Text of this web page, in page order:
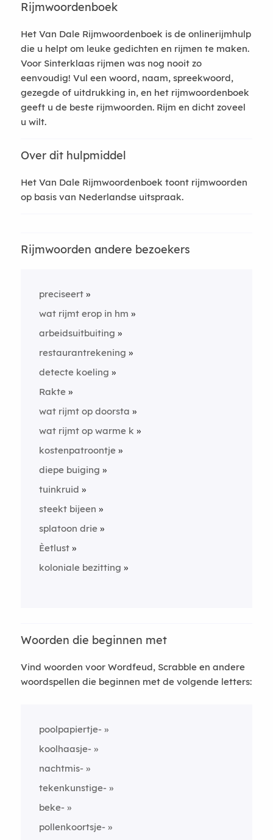
Rijmwoordenboek
Het Van Dale Rijmwoordenboek is de onlinerijmhulp
die u helpt om leuke gedichten en rijmen te maken.
Voor Sinterklaas rijmen was nog nooit zo
eenvoudig! Vul een woord, naam, spreekwoord,
gezegde of uitdrukking in, en het rijmwoordenboek
geeft u de beste rijmwoorden. Rijm en dicht zoveel
u wilt.
Over dit hulpmiddel
Het Van Dale Rijmwoordenboek toont rijmwoorden
op basis van Nederlandse uitspraak.
Rijmwoorden andere bezoekers
preciseert
wat rijmt erop in hm
arbeidsuitbuiting
restaurantrekening
detecte koeling
Rakte
wat rijmt op doorsta
wat rijmt op warme k
kostenpatroontje
diepe buiging
tuinkruid
steekt bijeen
splatoon drie
Èetlust
koloniale bezitting
Woorden die beginnen met
Vind woorden voor Wordfeud, Scrabble en andere
woordspellen die beginnen met de volgende letters:
poolpapiertje-
koolhaasje-
nachtmis-
tekenkunstige-
beke-
pollenkoortsje-